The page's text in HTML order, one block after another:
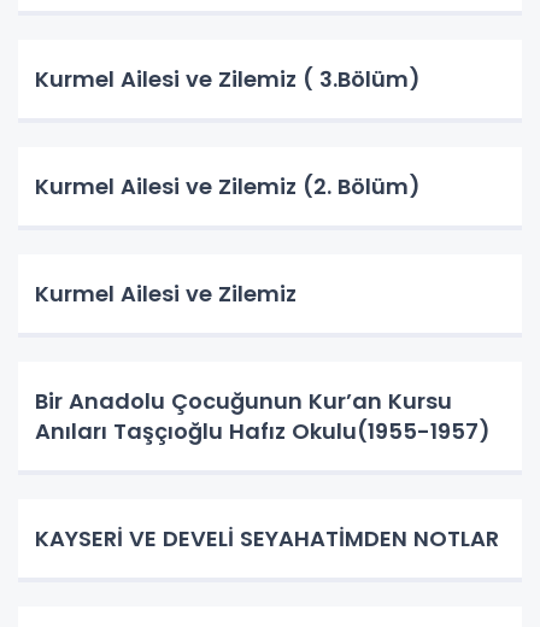
Kurmel Ailesi ve Zilemiz ( 3.Bölüm)
Kurmel Ailesi ve Zilemiz (2. Bölüm)
Kurmel Ailesi ve Zilemiz
Bir Anadolu Çocuğunun Kur’an Kursu
Anıları Taşçıoğlu Hafız Okulu(1955-1957)
KAYSERİ VE DEVELİ SEYAHATİMDEN NOTLAR